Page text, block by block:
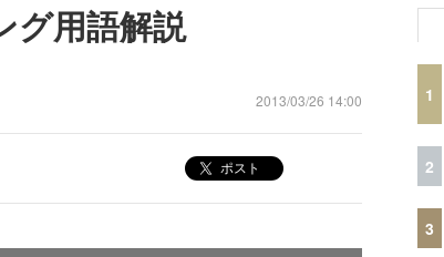
グ用語解説
2013/03/26 14:00
ポスト
1
2
3